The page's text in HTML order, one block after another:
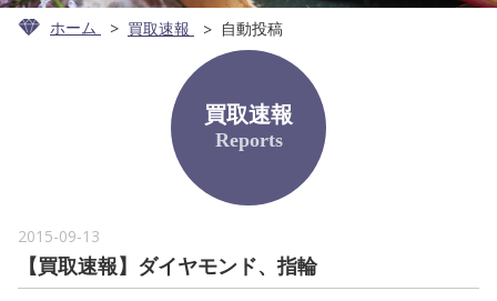
ホーム 買取速報 自動投稿
買取速報
Reports
2015-09-13
【買取速報】ダイヤモンド、指輪